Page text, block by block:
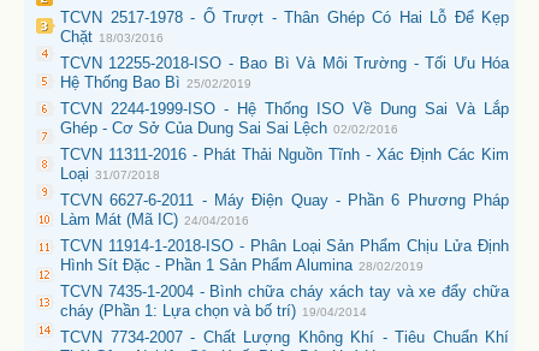
TCVN 2517-1978 - Ổ Trượt - Thân Ghép Có Hai Lỗ Để Kẹp
Chặt 18/03/2016
TCVN 12255-2018-ISO - Bao Bì Và Môi Trường - Tối Ưu Hóa
Hệ Thống Bao Bì 25/02/2019
TCVN 2244-1999-ISO - Hệ Thống ISO Về Dung Sai Và Lắp
Ghép - Cơ Sở Của Dung Sai Sai Lệch 02/02/2016
TCVN 11311-2016 - Phát Thải Nguồn Tĩnh - Xác Định Các Kim
Loại 31/07/2018
TCVN 6627-6-2011 - Máy Điện Quay - Phần 6 Phương Pháp
Làm Mát (Mã IC) 24/04/2016
TCVN 11914-1-2018-ISO - Phân Loại Sản Phẩm Chịu Lửa Định
Hình Sít Đặc - Phần 1 Sản Phẩm Alumina 28/02/2019
TCVN 7435-1-2004 - Bình chữa cháy xách tay và xe đẩy chữa
cháy (Phần 1: Lựa chọn và bố trí) 19/04/2014
TCVN 7734-2007 - Chất Lượng Không Khí - Tiêu Chuẩn Khí